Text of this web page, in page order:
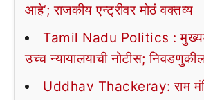
आहे’; राजकीय एन्ट्रीवर मोठं वक्तव्य
Tamil Nadu Politics :
उच्च न्यायालयाची नोटीस;
Uddhav Thackeray: राम